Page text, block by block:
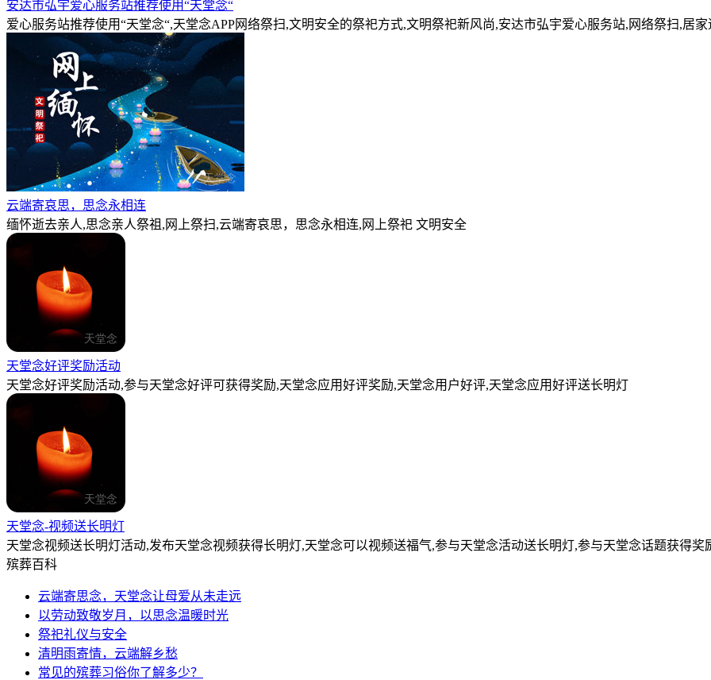
安达市弘宇爱心服务站推荐使用“天堂念“
爱心服务站推荐使用“天堂念“,天堂念APP网络祭扫,文明安全的祭祀方式,文明祭祀新风尚,安达市弘宇爱心服务站,网络祭扫,居
云端寄哀思，思念永相连
缅怀逝去亲人,思念亲人祭祖,网上祭扫,云端寄哀思，思念永相连,网上祭祀 文明安全
天堂念好评奖励活动
天堂念好评奖励活动,参与天堂念好评可获得奖励,天堂念应用好评奖励,天堂念用户好评,天堂念应用好评送长明灯
天堂念-视频送长明灯
天堂念视频送长明灯活动,发布天堂念视频获得长明灯,天堂念可以视频送福气,参与天堂念活动送长明灯,参与天堂念话题获得奖
殡葬百科
云端寄思念，天堂念让母爱从未走远
以劳动致敬岁月，以思念温暖时光
祭祀礼仪与安全
清明雨寄情，云端解乡愁
常见的殡葬习俗你了解多少？